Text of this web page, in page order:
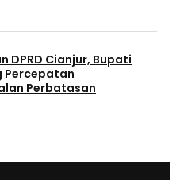
DPRD Cianjur, Bupati
Percepatan
Perbatasan